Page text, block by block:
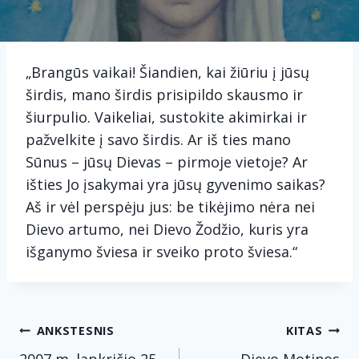
„Brangūs vaikai! Šiandien, kai žiūriu į jūsų
širdis, mano širdis prisipildo skausmo ir
šiurpulio. Vaikeliai, sustokite akimirkai ir
pažvelkite į savo širdis. Ar iš ties mano
Sūnus – jūsų Dievas – pirmoje vietoje? Ar
išties Jo įsakymai yra jūsų gyvenimo saikas?
Aš ir vėl perspėju jus: be tikėjimo nėra nei
Dievo artumo, nei Dievo Žodžio, kuris yra
išganymo šviesa ir sveiko proto šviesa.“
Navigacija
ANKSTESNIS KITAS